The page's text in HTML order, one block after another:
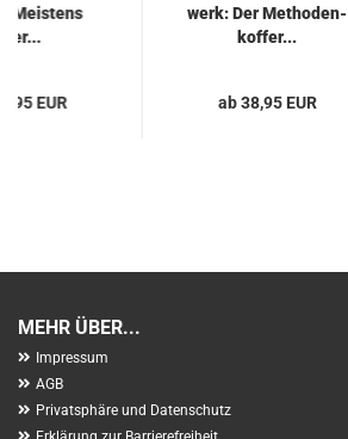
Meis­tens
EUR
werk: Der Me­tho­den­
kof­fer...
ab 38,95 EUR
MEHR ÜBER...
Impressum
AGB
Privatsphäre und Datenschutz